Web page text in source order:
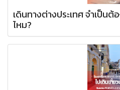
เดินทางต่างประเทศ จำเป็นต้
ไหม?